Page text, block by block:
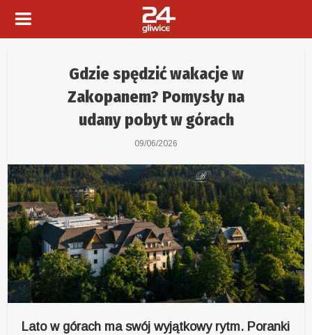
Gdzie spędzić wakacje w
Zakopanem? Pomysły na
udany pobyt w górach
09/06/2026
Lato w górach ma swój wyjątkowy rytm. Poranki